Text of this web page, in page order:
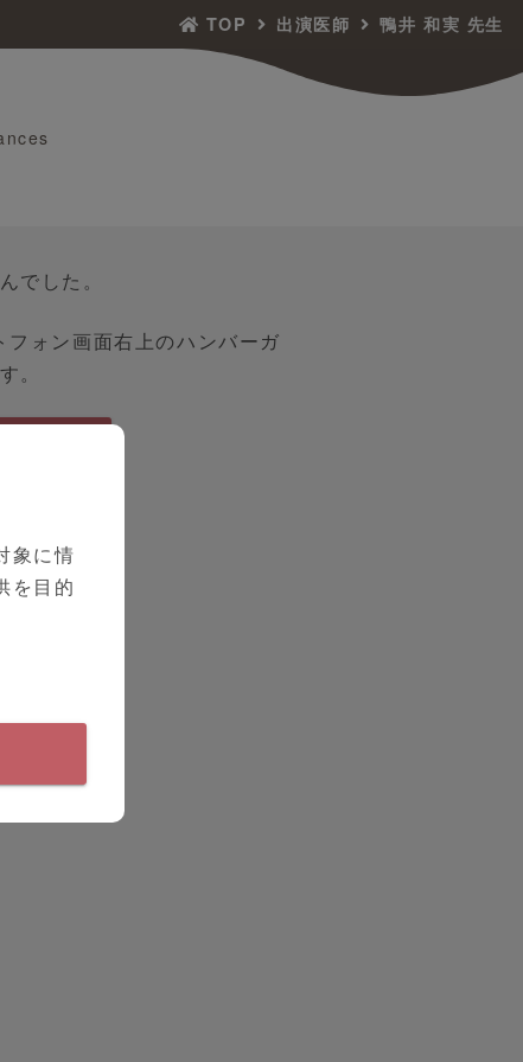
TOP 出演医師 鴨井 和実 先生
でした。
ォン画面右上のハンバーガ
。
象に情
を目的